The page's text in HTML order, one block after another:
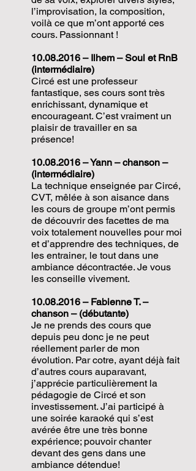
l’improvisation, la composition,
voilà ce que m’ont apporté ces
cours. Passionnant !
10.08.2016 – Ilhem – Soul et RnB
(intermédiaire)
Circé est une professeur
fantastique, ses cours sont très
enrichissant, dynamique et
encourageant. C’est vraiment un
plaisir de travailler en sa
présence!
10.08.2016 – Yann – chanson –
(intermédiaire)
La technique enseignée par Circé,
CVT, mêlée à son aisance dans
les cours de groupe m’ont permis
de découvrir des facettes de ma
voix totalement nouvelles pour moi
et d’apprendre des techniques, de
les entrainer, le tout dans une
ambiance décontractée. Je vous
les conseille vivement.
10.08.2016 – Fabienne T. –
chanson – (débutante)
Je ne prends des cours que
depuis peu donc je ne peut
réellement parler de mon
évolution. Par cotre, ayant déjà fait
d’autres cours auparavant,
j’apprécie particulièrement la
pédagogie de Circé et son
investissement. J’ai participé à
une soirée karaoké qui s’est
avérée être une très bonne
expérience; pouvoir chanter
devant des gens dans une
ambiance détendue!